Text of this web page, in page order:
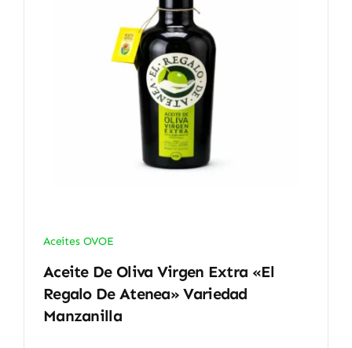
Aceites OVOE
Aceite De Oliva Virgen Extra «El
Regalo De Atenea» Variedad
Manzanilla